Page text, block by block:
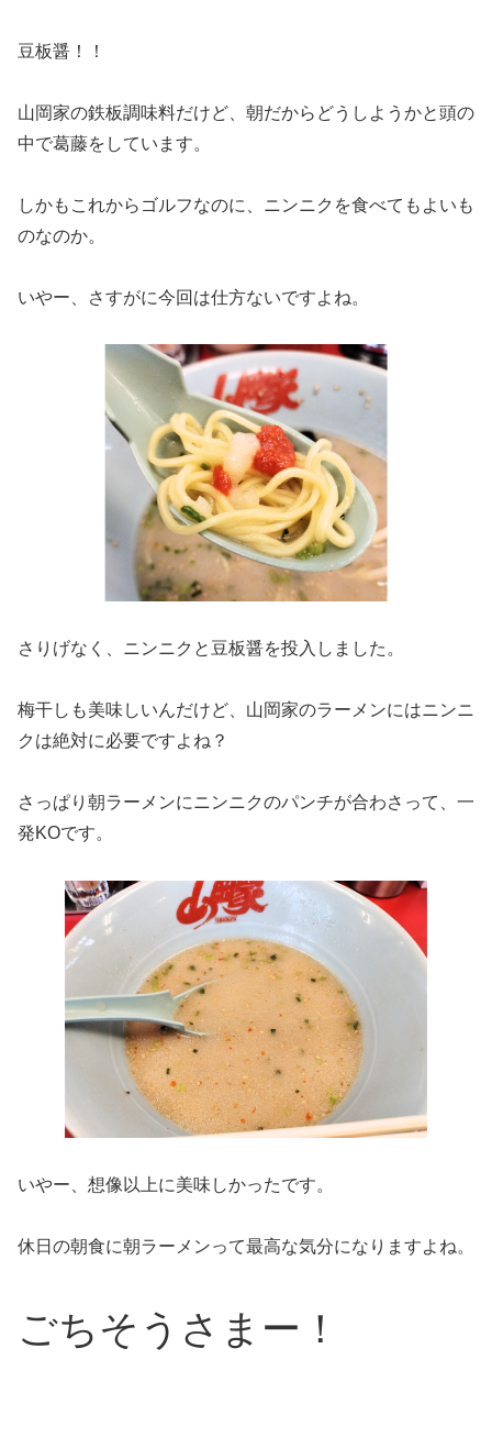
豆板醤！！
山岡家の鉄板調味料だけど、朝だからどうしようかと頭の
中で葛藤をしています。
しかもこれからゴルフなのに、ニンニクを食べてもよいも
のなのか。
いやー、さすがに今回は仕方ないですよね。
さりげなく、ニンニクと豆板醤を投入しました。
梅干しも美味しいんだけど、山岡家のラーメンにはニンニ
クは絶対に必要ですよね？
さっぱり朝ラーメンにニンニクのパンチが合わさって、一
発KOです。
いやー、想像以上に美味しかったです。
休日の朝食に朝ラーメンって最高な気分になりますよね。
ごちそうさまー！